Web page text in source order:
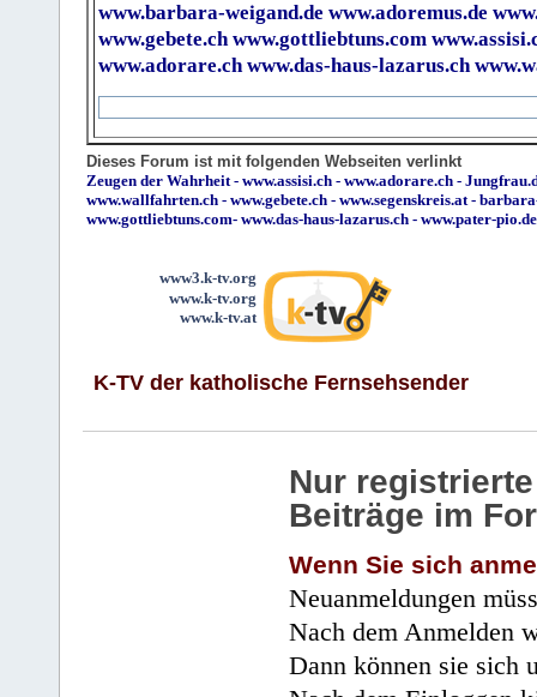
www.barbara-weigand.de www.adoremus.de
www.gebete.ch www.gottliebtuns.com
www.adorare.ch www.das-haus-lazarus.ch
Dieses Forum ist mit folgenden Webseiten verlinkt
Zeugen der Wahrheit- www.assisi.ch - www.adorare.ch -
www.wallfahrten.ch - www.gebete.ch - www.segenskreis.at-
www.gottliebtuns.com- www.das-haus-lazarus.ch - www.pater-pio.de
www3.k-tv.org
www.k-tv.org
www.k-tv.at
K-TV der katholische Fernsehsender
Nur
Beiträge im
Wenn Sie sich
Neuanmeldungen
Nach dem Anmelden
Dann können sie sich